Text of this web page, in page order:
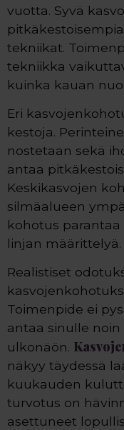
vuotta. Syvä
tekniikat.
tekniikka
kuinka kauan
Eri
kestoja.
nostetaan sekä
antaa
Keskikasvojen
silmäalueen
kohotus
linjan määrittelyä.
Realistiset
Toimenpide ei
antaa sinulle
ulkonäön.
näkyy täydessä
kuukauden
turvotus on
asettuneet